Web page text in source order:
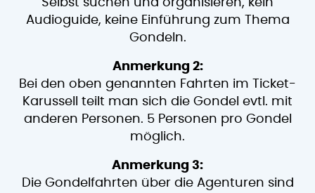
Selbst suchen und organisieren, kein
Audioguide, keine Einführung zum Thema
Gondeln.
Anmerkung 2:
Bei den oben genannten Fahrten im Ticket-
Karussell teilt man sich die Gondel evtl. mit
anderen Personen. 5 Personen pro Gondel
möglich.
Anmerkung 3:
Die Gondelfahrten über die Agenturen sind